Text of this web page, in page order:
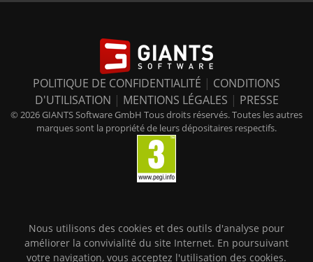
POLITIQUE DE CONFIDENTIALITÉ | CONDITIONS
D'UTILISATION | MENTIONS LÉGALES | PRESSE
© 2026 GIANTS Software GmbH Tous droits réservés. Toutes les autres
marques sont la propriété de leurs dépositaires respectifs.
Nous utilisons des cookies et des outils d'analyse pour
améliorer la convivialité du site Internet. En poursuivant
votre navigation, vous acceptez l'utilisation des cookies.